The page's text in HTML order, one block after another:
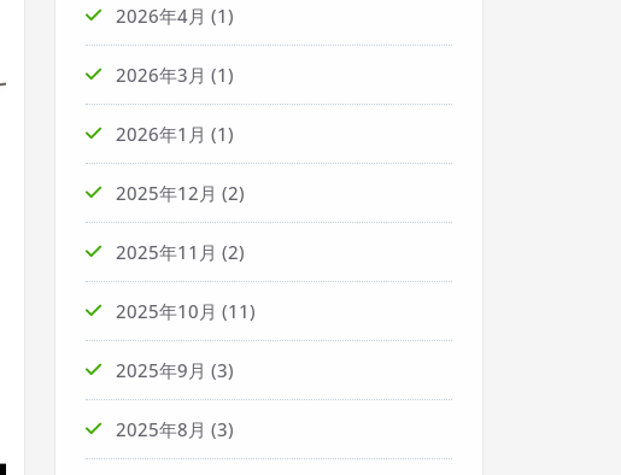
2026年4月 (1)
2026年3月 (1)
2026年1月 (1)
2025年12月 (2)
2025年11月 (2)
2025年10月 (11)
2025年9月 (3)
2025年8月 (3)